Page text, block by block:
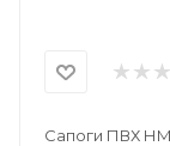
Сапоги ПВХ